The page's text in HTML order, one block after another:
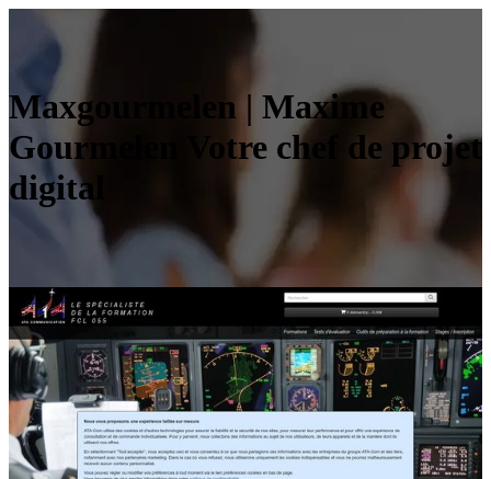
Max­gour­me­len | Maxime
Gourmelen Votre chef de projet
digital